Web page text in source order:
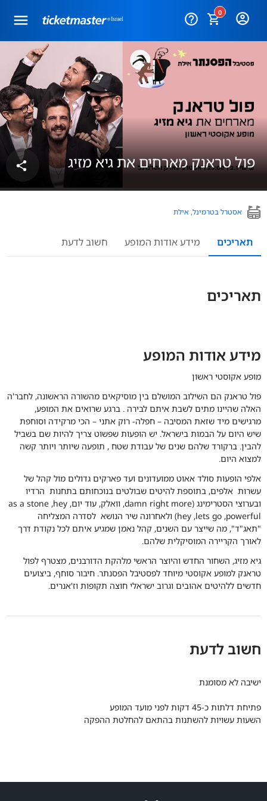
0
help_outline
פול טראנק מארחים את גיא מזיג share
אסטרל בטרמינל, אילת
תאריכים מידע אודות המופע חשוב לדעת
תאריכים
מידע אודות המופע
מופע אקוסטי ראשון
פול טראנק הם השילוב המושלם בין מוסיקאים מהשורה הראשונה, לחבר'ה
האלה שהיינו מתים לשבת איתם לבירה . ברגע שרואים את המופע,
מרגישים מיד שזאת המסיבה – חפלה- רוק אתני – הכי מרקידה וסוחפת
שיש היום על הבמות בישראל. יש הופעות שפשוט צריך להיות שם בשביל
להבין. ברקורד שלהם שנים של עבודת שטח , תופעה שיותר ויותר קשה
למצוא היום.
אלפי הופעות סולד אאוט ממועדונים ועד פארקים גדולים מול קהל של
עשרות אלפים, בתוספת להיטים שבולטים בנוכחותם בתחנות הרדיו
ובערוצי הסטרימינג (damn right more, וואלק, עוד יום, as a stone ,hey
hey ,lets go ,powerful) ולאחרונה שיר הנושא לסדרה המצליחה
"תאג"ד", מה שייצר עם השנים, קהל נאמן שמגיע איתם לכל נקודת דרך
לאורך הקריירה המוסיקלית שלהם.
גיא מזיג, השחור החדש והיוצר הראשי מלהקת הדורבנים, מצטרף לפול
טראנק למופע אקוסטי מיוחד לפסטיבל הפסנתר. חיבור סוחף, ביצועים
חדשים ללהיטים אהובים וגרוב ישראלי חוצה תקופות וז'אנרים.
חשוב לדעת
ישיבה לא מסומנת
פתיחת דלתות כ-45 דקות לפני מועד המופע
השעות עשויות להשתנות בהתאם להחלטת ההפקה